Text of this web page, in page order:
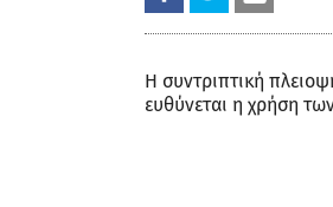
Η συντριπτική
ευθύνεται η χρήση